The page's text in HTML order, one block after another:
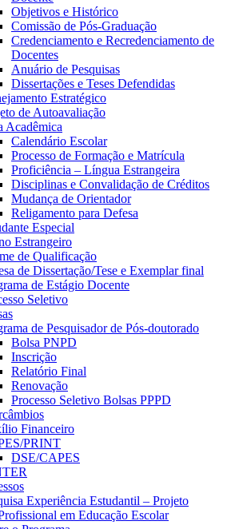
Objetivos e Histórico
Comissão de Pós-Graduação
Credenciamento e Recredenciamento de
Docentes
Anuário de Pesquisas
Dissertações e Teses Defendidas
Estratégico
de Autoavaliação
Acadêmica
Calendário Escolar
Processo de Formação e Matrícula
Proficiência – Língua Estrangeira
Disciplinas e Convalidação de Créditos
Mudança de Orientador
Religamento para Defesa
Especial
Estrangeiro
de Qualificação
de Dissertação/Tese e Exemplar final
de Estágio Docente
Seletivo
de Pesquisador de Pós-doutorado
Bolsa PNPD
Inscrição
Relatório Final
Renovação
Processo Seletivo Bolsas PPPD
Financeiro
PRINT
DSE/CAPES
Experiência Estudantil – Projeto
em Educação Escolar